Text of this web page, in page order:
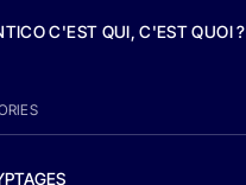
C'EST QUI, C'EST QUOI ?